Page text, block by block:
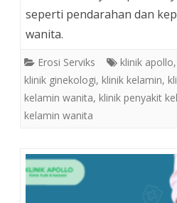
seperti pendarahan dan
wanita.
Erosi Serviks klinik apollo,
klinik ginekologi, klinik kelamin,
kelamin wanita, klinik penyakit
kelamin wanita